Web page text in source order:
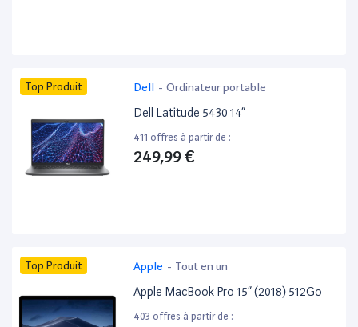
Top Produit Dell - Ordinateur portable
Dell Latitude 5430 14”
411 offres à partir de :
249,99 €
Top Produit Apple - Tout en un
Apple MacBook Pro 15” (2018) 512Go
403 offres à partir de :